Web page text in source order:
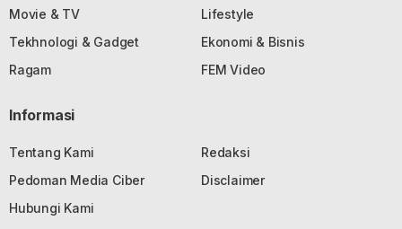
Movie & TV
Lifestyle
Tekhnologi & Gadget
Ekonomi & Bisnis
Ragam
FEM Video
Informasi
Tentang Kami
Redaksi
Pedoman Media Ciber
Disclaimer
Hubungi Kami